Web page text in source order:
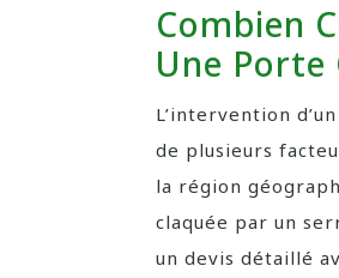
Combien
Une Porte
L’intervention
de plusieurs
la région
claquée par un
un devis détaillé